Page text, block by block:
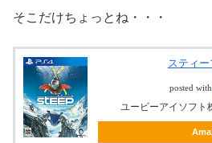
そこだけちょっとね・・・
スティ
posted with
ユービーアイソフト